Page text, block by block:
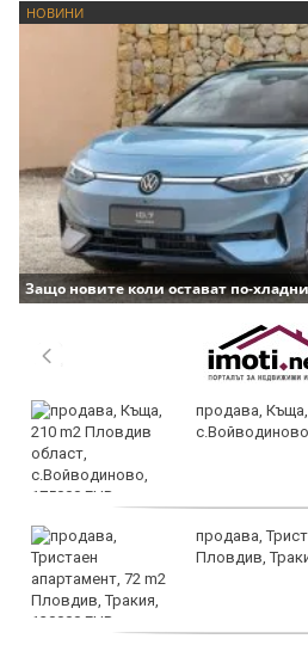
НОВИНИ
Защо новите коли остават по-
продава,
продава,
Пловдив,